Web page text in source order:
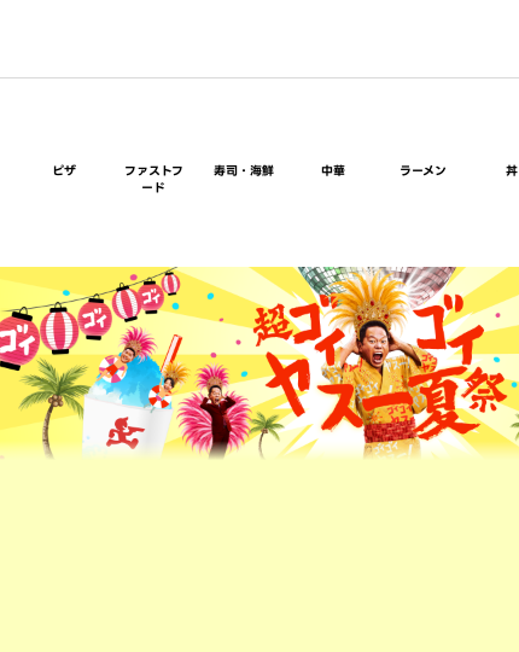
ピザ
ファストフ
ード
寿司・海鮮 中華 ラーメン 丼